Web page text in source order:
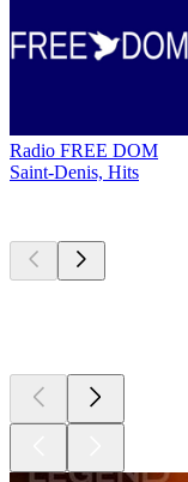
Radio FREE DOM
Saint-Denis, Hits